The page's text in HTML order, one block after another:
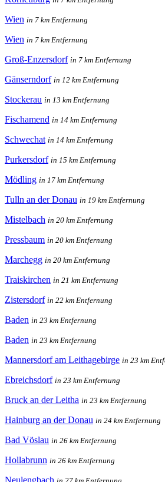
Wien in 7 km Entfernung
Wien in 7 km Entfernung
Groß-Enzersdorf in 7 km Entfernung
Gänserndorf in 12 km Entfernung
Stockerau in 13 km Entfernung
Fischamend in 14 km Entfernung
Schwechat in 14 km Entfernung
Purkersdorf in 15 km Entfernung
Mödling in 17 km Entfernung
Tulln an der Donau in 19 km Entfernung
Mistelbach in 20 km Entfernung
Pressbaum in 20 km Entfernung
Marchegg in 20 km Entfernung
Traiskirchen in 21 km Entfernung
Zistersdorf in 22 km Entfernung
Baden in 23 km Entfernung
Baden in 23 km Entfernung
Mannersdorf am Leithagebirge in 23 km
Ebreichsdorf in 23 km Entfernung
Bruck an der Leitha in 23 km Entfernung
Hainburg an der Donau in 24 km Entfernung
Bad Vöslau in 26 km Entfernung
Hollabrunn in 26 km Entfernung
Neulengbach